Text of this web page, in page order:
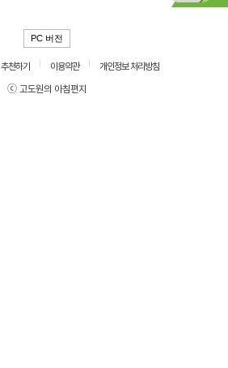
PC 버전
추천하기 이용약관
개인정보 처리방침
ⓒ 고도원의 아침편지